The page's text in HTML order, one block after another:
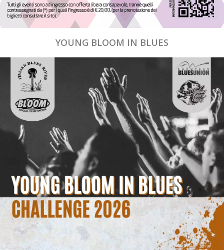
YOUNG BLOOM IN BLUES